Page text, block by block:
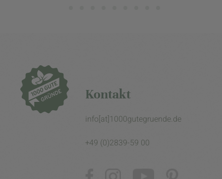
Kontakt
info[at]1000gutegruende.de
+49 (0)2839-59 00